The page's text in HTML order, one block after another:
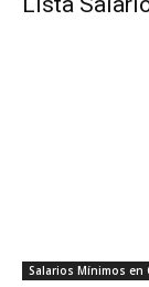
Salarios Mínimos en